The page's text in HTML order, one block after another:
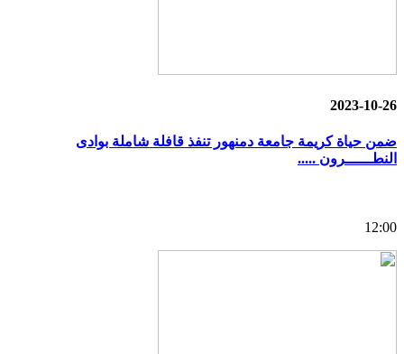
2023-10-26
ضمن حياة كريمة جامعة دمنهور تنفذ قافلة شاملة بوادى
النطــــــرون .....
12:00